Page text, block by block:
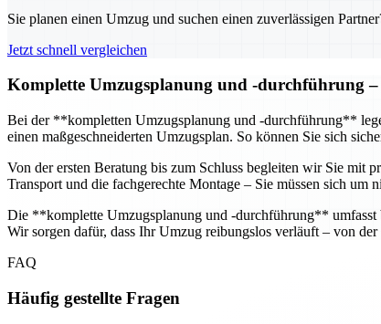
Sie planen einen Umzug und suchen einen zuverlässigen
Jetzt schnell vergleichen
Komplette Umzugsplanung und -durchführung –
Bei der **kompletten Umzugsplanung und -durchführung**
einen maßgeschneiderten Umzugsplan. So können Sie sich
Von der ersten Beratung bis zum Schluss begleiten wir Sie mit
Transport und die fachgerechte Montage – Sie müssen sich um
Die **komplette Umzugsplanung und -durchführung**
Wir sorgen dafür, dass Ihr Umzug reibungslos verläuft – von
FAQ
Häufig gestellte Fragen